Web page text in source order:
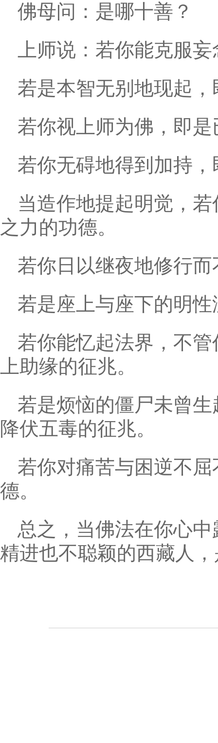
佛母问：是哪十善？
上师说：若你能克服
若是本智无别地现起
若你视上师为佛，即
若你无碍地得到加持
当造作地提起明觉，
之力的功德。
若你日以继夜地修行
若是座上与座下的明
若你能忆起法界，不
上助缘的征兆。
若是烦恼的僵尸未曾
降伏五毒的征兆。
若你对痛苦与困逆不
德。
总之，当佛法在你心
精进也不聪颖的西藏人